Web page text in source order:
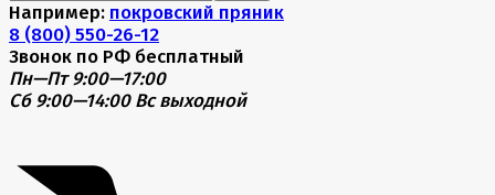
Например: покровский пряник
8 (800) 550-26-12
Звонок по РФ бесплатный
Пн—Пт 9:00—17:00
Сб 9:00—14:00 Вс выходной